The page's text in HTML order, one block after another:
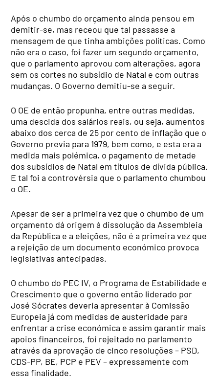
Após o chumbo do orçamento ainda pensou em
demitir-se, mas receou que tal passasse a
mensagem de que tinha ambições políticas. Como
não era o caso, foi fazer um segundo orçamento,
que o parlamento aprovou com alterações, agora
sem os cortes no subsídio de Natal e com outras
mudanças. O Governo demitiu-se a seguir.
O OE de então propunha, entre outras medidas,
uma descida dos salários reais, ou seja, aumentos
abaixo dos cerca de 25 por cento de inflação que o
Governo previa para 1979, bem como, e esta era a
medida mais polémica, o pagamento de metade
dos subsídios de Natal em títulos de dívida pública.
E tal foi a controvérsia que o parlamento chumbou
o OE.
Apesar de ser a primeira vez que o chumbo de um
orçamento dá origem à dissolução da Assembleia
da República e a eleições, não é a primeira vez que
a rejeição de um documento económico provoca
legislativas antecipadas.
O chumbo do PEC IV, o Programa de Estabilidade e
Crescimento que o governo então liderado por
José Sócrates deveria apresentar à Comissão
Europeia já com medidas de austeridade para
enfrentar a crise económica e assim garantir mais
apoios financeiros, foi rejeitado no parlamento
através da aprovação de cinco resoluções – PSD,
CDS-PP, BE, PCP e PEV – expressamente com
essa finalidade.